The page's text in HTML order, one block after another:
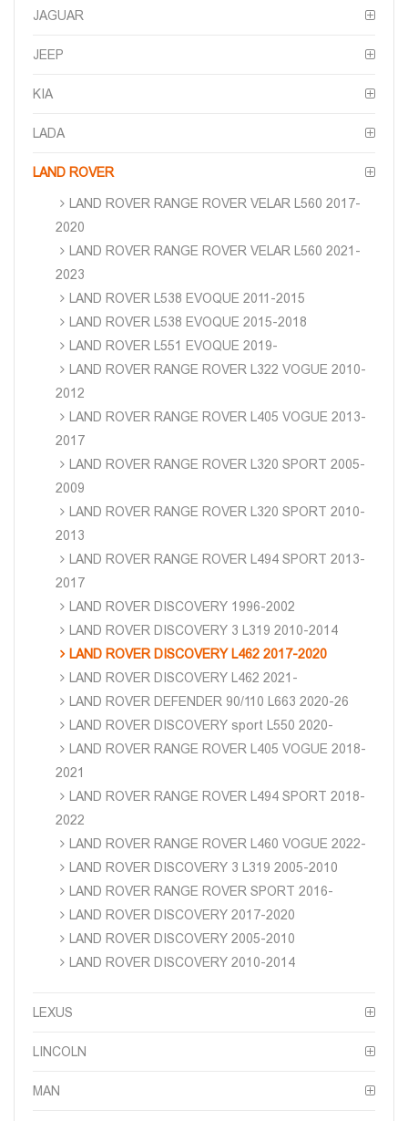
JAGUAR
JEEP
KIA
LADA
LAND ROVER
LAND ROVER RANGE ROVER VELAR L560 2017-
2020
LAND ROVER RANGE ROVER VELAR L560 2021-
2023
LAND ROVER L538 EVOQUE 2011-2015
LAND ROVER L538 EVOQUE 2015-2018
LAND ROVER L551 EVOQUE 2019-
LAND ROVER RANGE ROVER L322 VOGUE 2010-
2012
LAND ROVER RANGE ROVER L405 VOGUE 2013-
2017
LAND ROVER RANGE ROVER L320 SPORT 2005-
2009
LAND ROVER RANGE ROVER L320 SPORT 2010-
2013
LAND ROVER RANGE ROVER L494 SPORT 2013-
2017
LAND ROVER DISCOVERY 1996-2002
LAND ROVER DISCOVERY 3 L319 2010-2014
LAND ROVER DISCOVERY L462 2017-2020
LAND ROVER DISCOVERY L462 2021-
LAND ROVER DEFENDER 90/110 L663 2020-26
LAND ROVER DISCOVERY sport L550 2020-
LAND ROVER RANGE ROVER L405 VOGUE 2018-
2021
LAND ROVER RANGE ROVER L494 SPORT 2018-
2022
LAND ROVER RANGE ROVER L460 VOGUE 2022-
LAND ROVER DISCOVERY 3 L319 2005-2010
LAND ROVER RANGE ROVER SPORT 2016-
LAND ROVER DISCOVERY 2017-2020
LAND ROVER DISCOVERY 2005-2010
LAND ROVER DISCOVERY 2010-2014
LEXUS
LINCOLN
MAN